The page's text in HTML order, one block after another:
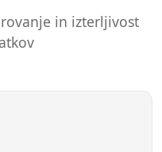
in izterljivost